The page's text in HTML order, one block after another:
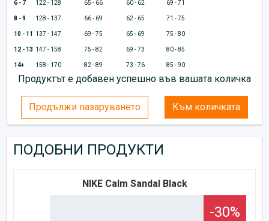
6 - 7 122 - 128 65 - 66 60 - 62 69 - 71
8 - 9 128 - 137 66 - 69 62 - 65 71 - 75
10 - 11 137 - 147 69 - 75 65 - 69 75 - 80
12 - 13 147 - 158 75 - 82 69 - 73 80 - 85
14+ 158 - 170 82 - 89 73 - 76 85 - 90
Продуктът е добавен успешно във вашата количка
Продължи пазаруването Към количката
ПОДОБНИ ПРОДУКТИ
NIKE Calm Sandal Black
-30%